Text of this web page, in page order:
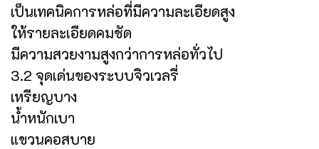
เป็นเทคนิคการหล่อที่มีความละเอียดสูง
ให้รายละเอียดคมชัด
มีความสวยงามสูงกว่าการหล่อทั่วไป
3.2 จุดเด่นของระบบจิวเวลรี่
เหรียญบาง
น้ำหนักเบา
แขวนคอสบาย